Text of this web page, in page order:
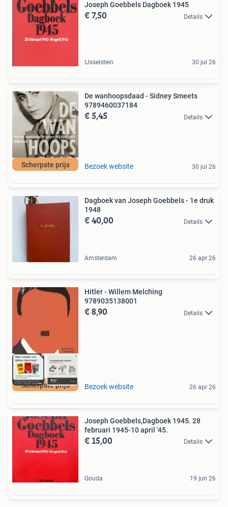
Joseph Goebbels Dagboek 1945
€ 7,50 Details
IJsselstein 30 jul 26
Scherpste prijs
De wanhoopsdaad - Sidney Smeets
9789460037184
€ 5,45 Details
Bezoek website 30 jul 26
Dagboek van Joseph Goebbels - 1e druk
1948
€ 40,00 Details
Amsterdam 26 apr 26
Scherpste prijs
Hitler - Willem Melching
9789035138001
€ 8,90 Details
Bezoek website 26 apr 26
Joseph Goebbels,Dagboek 1945. 28
februari 1945-10 april '45.
€ 15,00 Details
Gouda 19 jun 26